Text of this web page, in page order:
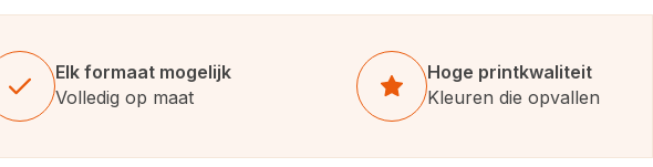
Elk formaat mogelijk
Volledig op maat
Hoge printkwaliteit
Kleuren die opvallen